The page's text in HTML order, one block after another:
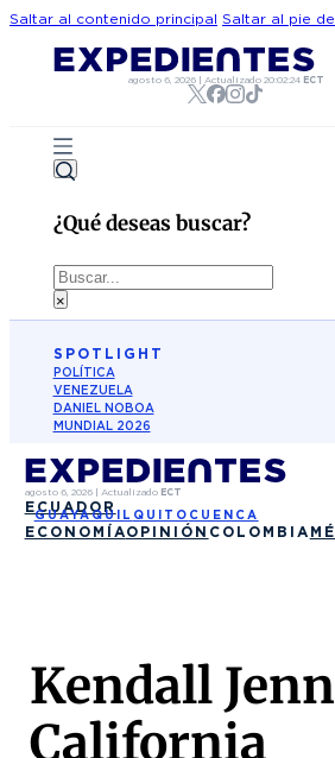
Saltar al contenido principal Saltar al pie
agosto 6, 2026| Actualizado 20:02:24 ECT
¿Qué deseas buscar?
Buscar
×
SPOTLIGHT
POLÍTICA
VENEZUELA
DANIEL NOBOA
MUNDIAL 2026
agosto 6, 2026| Actualizado ECT
ECUADOR
GUAYAQUIL QUITO CUENCA
ECONOMÍAOPINIÓN COLOMBIA
Kendall
California